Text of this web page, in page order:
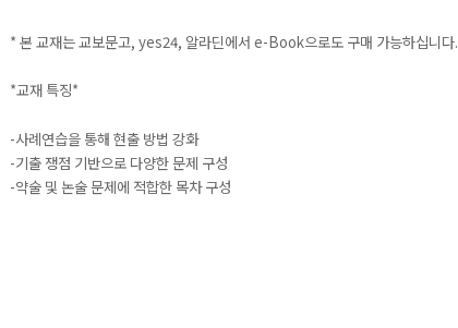
* 본 교재는 교보문고, yes24, 알라딘에서 e-Book으로도 구매 가능하십니다.
*교재 특징*
-사례연습을 통해 현출 방법 강화
-기출 쟁점 기반으로 다양한 문제 구성
-약술 및 논술 문제에 적합한 목차 구성